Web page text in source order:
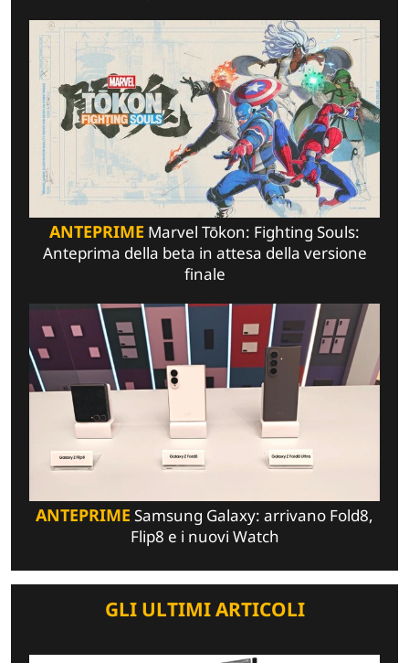
ANTEPRIME Marvel Tōkon: Fighting Souls:
Anteprima della beta in attesa della versione
finale
ANTEPRIME Samsung Galaxy: arrivano Fold8,
Flip8 e i nuovi Watch
GLI ULTIMI ARTICOLI